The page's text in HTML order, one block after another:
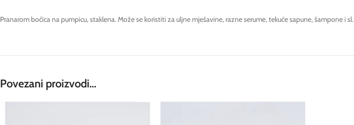
Pranarom bočica na pumpicu, staklena. Može se koristiti za uljne mješavine, razne serume, tekuće sapune, šampone i sl.
Povezani proizvodi…